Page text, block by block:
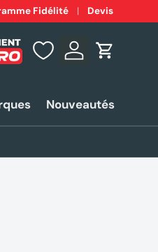
rapide 24-48h*
Fidélité Devis
Se connecter
Panier
Nouveautés